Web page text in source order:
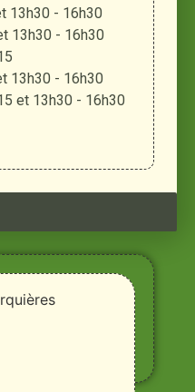
13h30 - 16h30
13h30 - 16h30
13h30 - 16h30
et 13h30 - 16h30